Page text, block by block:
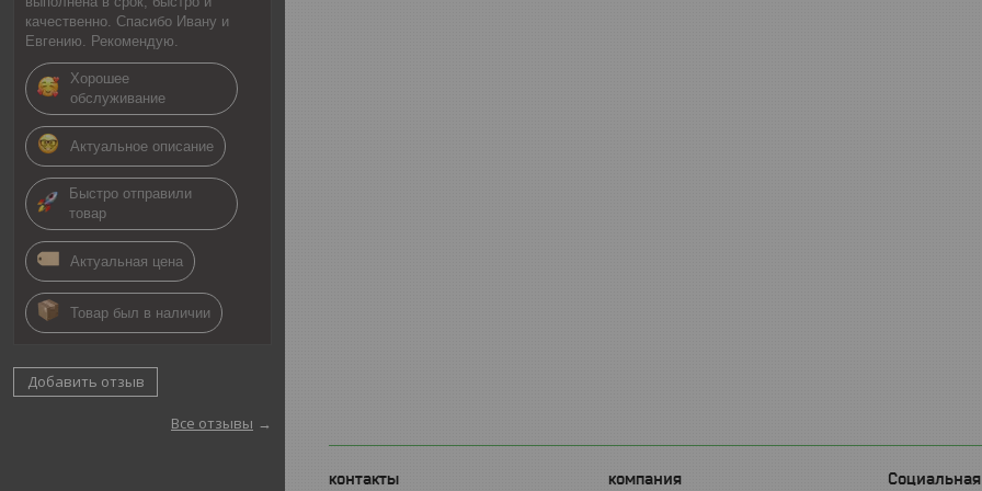
качественно. Спасибо Ивану и
Евгению. Рекомендую.
Хорошее
обслуживание
Актуальное описание
Быстро отправили
товар
Актуальная цена
Товар был в наличии
Добавить отзыв
Все отзывы
контакты компания